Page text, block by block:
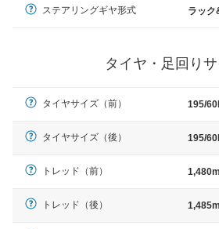
ステアリングギヤ形式 ラック
タイヤ・足回り
タイヤサイズ（前） 195/
タイヤサイズ（後） 195/
トレッド（前）
トレッド（後）